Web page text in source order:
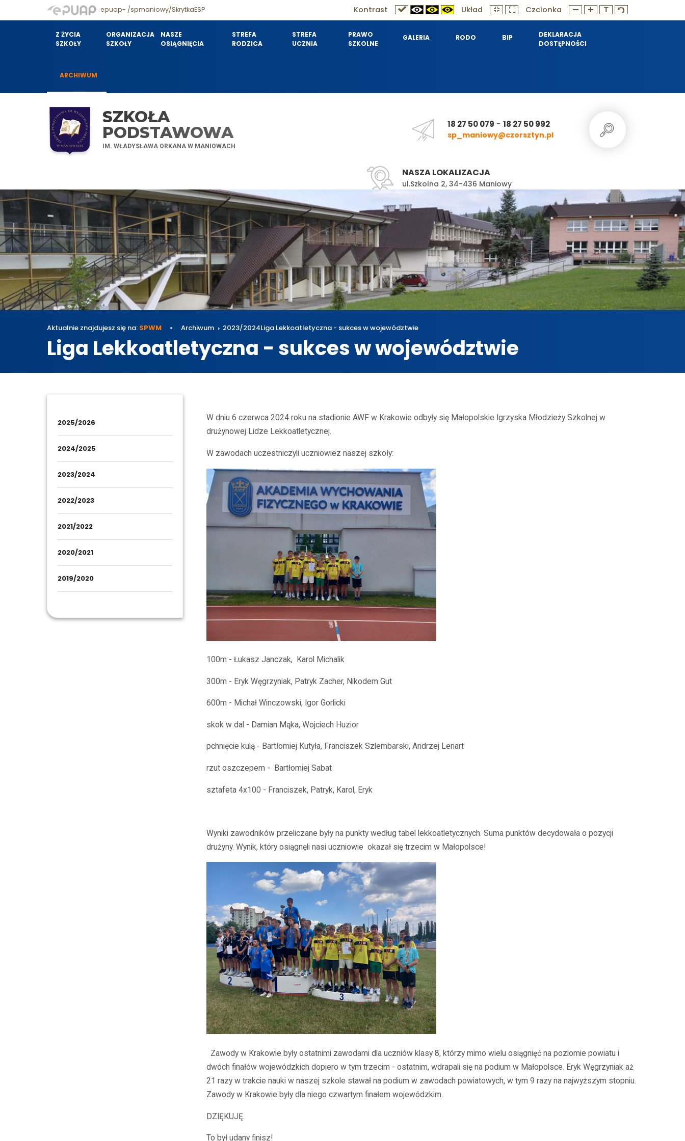
epuap- /spmaniowy/SkrytkaESP Kontrast Układ Czcionka
Z ŻYCIA
SZKOŁY
ORGANIZACJA
SZKOŁY
NASZE
OSIĄGNIĘCIA
STREFA
RODZICA
STREFA
UCZNIA
PRAWO
SZKOLNE
GALERIA RODO BIP
DEKLARACJA
DOSTĘPNOŚCI
ARCHIWUM
SZKOŁA
PODSTAWOWA
IM. WŁADYSŁAWA ORKANA W MANIOWACH
18 27 50 079 - 18 27 50 992
sp_maniowy@czorsztyn.pl
NASZA LOKALIZACJA
ul.Szkolna 2, 34-436 Maniowy
Aktualnie znajdujesz się na: SPWM Archiwum 2023/2024Liga Lekkoatletyczna - sukces w województwie
Liga Lekkoatletyczna - sukces w województwie
2025/2026
2024/2025
2023/2024
2022/2023
2021/2022
2020/2021
2019/2020
W dniu 6 czerwca 2024 roku na stadionie AWF w Krakowie odbyły się Małopolskie Igrzyska Młodzieży Szkolnej w
drużynowej Lidze Lekkoatletycznej.
W zawodach uczestniczyli uczniowiez naszej szkoły:
100m - Łukasz Janczak, Karol Michalik
300m - Eryk Węgrzyniak, Patryk Zacher, Nikodem Gut
600m - Michał Winczowski, Igor Gorlicki
skok w dal - Damian Mąka, Wojciech Huzior
pchnięcie kulą - Bartłomiej Kutyła, Franciszek Szlembarski, Andrzej Lenart
rzut oszczepem - Bartłomiej Sabat
sztafeta 4x100 - Franciszek, Patryk, Karol, Eryk
Wyniki zawodników przeliczane były na punkty według tabel lekkoatletycznych. Suma punktów decydowała o pozycji
drużyny. Wynik, który osiągnęli nasi uczniowie okazał się trzecim w Małopolsce!
Zawody w Krakowie były ostatnimi zawodami dla uczniów klasy 8, którzy mimo wielu osiągnięć na poziomie powiatu i
dwóch finałów wojewódzkich dopiero w tym trzecim - ostatnim, wdrapali się na podium w Małopolsce. Eryk Węgrzyniak aż
21 razy w trakcie nauki w naszej szkole stawał na podium w zawodach powiatowych, w tym 9 razy na najwyższym stopniu.
Zawody w Krakowie były dla niego czwartym finałem wojewódzkim.
DZIĘKUJĘ.
To był udany finisz!